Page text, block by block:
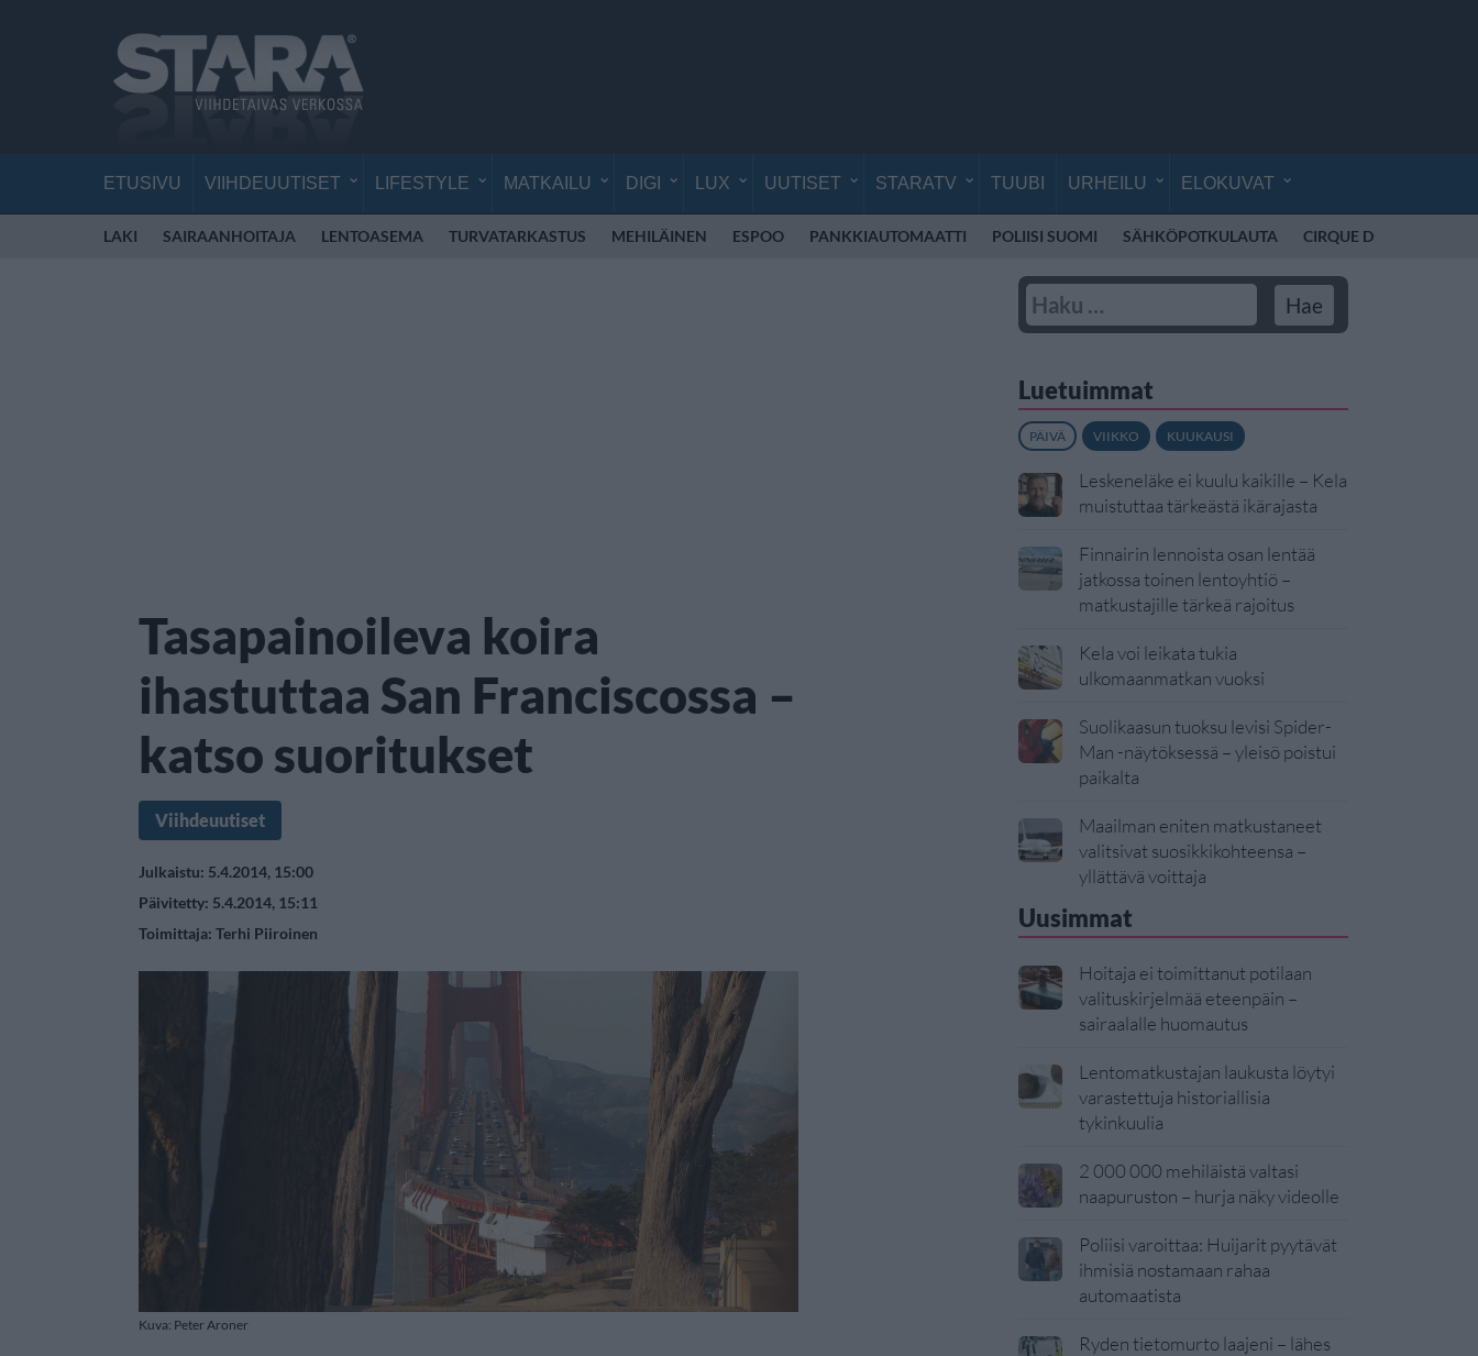
ETUSIVU VIIHDEUUTISET LIFESTYLE MATKAILU DIGI LUX UUTISET STARATV TUUBI URHEILU ELOKUVAT
LAKI SAIRAANHOITAJA LENTOASEMA TURVATARKASTUS MEHILÄINEN ESPOO PANKKIAUTOMAATTI POLIISI SUOMI SÄHKÖPOTKULAUTA CIRQUE DU SOLEIL
Tasapainoileva koira
ihastuttaa San Franciscossa –
katso suoritukset
Viihdeuutiset
Julkaistu: 5.4.2014, 15:00
Päivitetty: 5.4.2014, 15:11
Toimittaja: Terhi Piiroinen
Kuva: Peter Aroner
Luetuimmat
PÄIVÄ VIIKKO KUUKAUSI
Leskeneläke ei kuulu kaikille – Kela
muistuttaa tärkeästä ikärajasta
Finnairin lennoista osan lentää
jatkossa toinen lentoyhtiö –
matkustajille tärkeä rajoitus
Kela voi leikata tukia
ulkomaanmatkan vuoksi
Suolikaasun tuoksu levisi Spider-
Man -näytöksessä – yleisö poistui
paikalta
Maailman eniten matkustaneet
valitsivat suosikkikohteensa –
yllättävä voittaja
Uusimmat
Hoitaja ei toimittanut potilaan
valituskirjelmää eteenpäin –
sairaalalle huomautus
Lentomatkustajan laukusta löytyi
varastettuja historiallisia
tykinkuulia
2 000 000 mehiläistä valtasi
naapuruston – hurja näky videolle
Poliisi varoittaa: Huijarit pyytävät
ihmisiä nostamaan rahaa
automaatista
Ryden tietomurto laajeni – lähes